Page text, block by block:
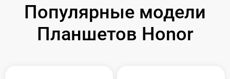
Популярные модели
Планшетов Honor